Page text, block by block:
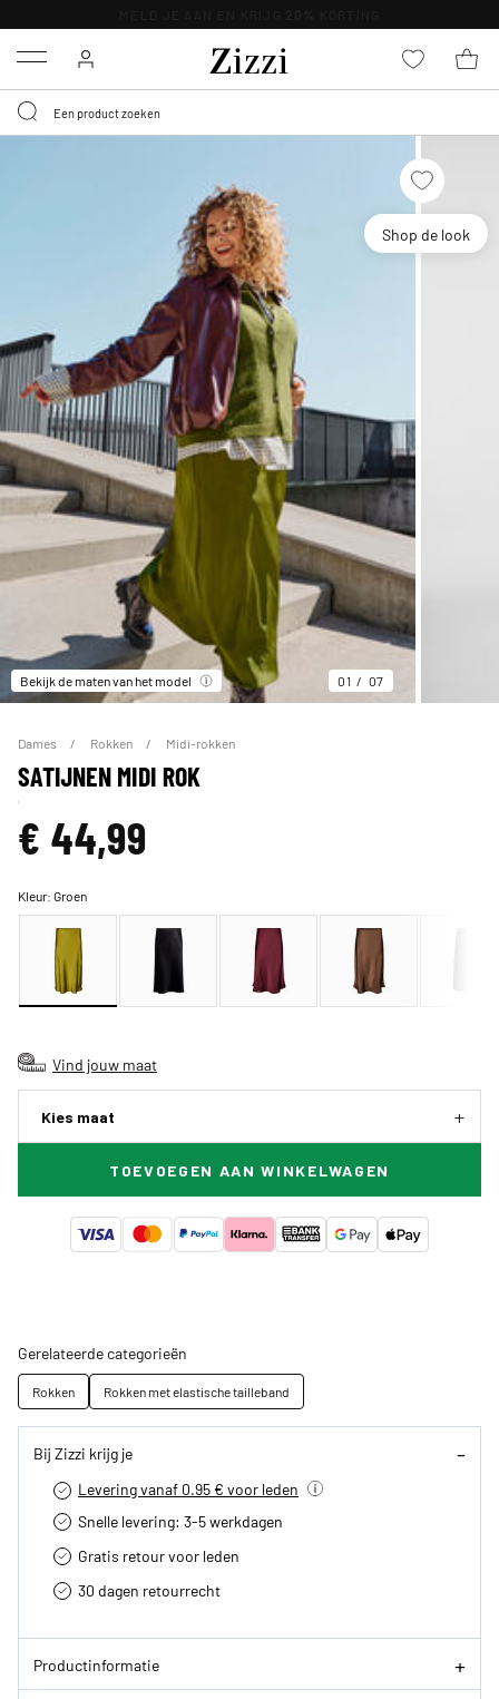
Menu
Shop de look
Bekijk de maten van het model 01 07
Dames Rokken Midi-rokken
SATIJNEN MIDI ROK
€ 44,99
Kleur:Groen
Vind jouw maat
Kies maat
TOEVOEGEN AAN WINKELWAGEN
Gerelateerde categorieën
Rokken Rokken met elastische tailleband
Bij Zizzi krijg je
Levering vanaf 0.95 € voor leden
Snelle levering: 3-5 werkdagen
Gratis retour voor leden
30 dagen retourrecht­
Productinformatie